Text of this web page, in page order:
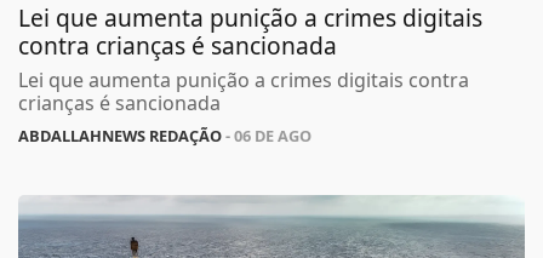
Lei que aumenta punição a crimes digitais
contra crianças é sancionada
Lei que aumenta punição a crimes digitais contra
crianças é sancionada
ABDALLAHNEWS REDAÇÃO- 06 DE AGO